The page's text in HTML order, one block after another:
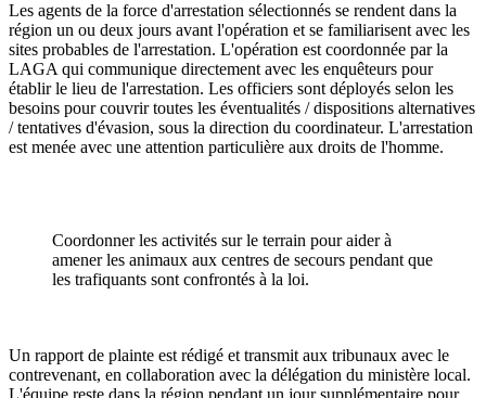
Les agents de la force d'arrestation sélectionnés se rendent dans la
région un ou deux jours avant l'opération et se familiarisent avec les
sites probables de l'arrestation. L'opération est coordonnée par la
LAGA qui communique directement avec les enquêteurs pour
établir le lieu de l'arrestation. Les officiers sont déployés selon les
besoins pour couvrir toutes les éventualités / dispositions alternatives
/ tentatives d'évasion, sous la direction du coordinateur. L'arrestation
est menée avec une attention particulière aux droits de l'homme.
Coordonner les activités sur le terrain pour aider à
amener les animaux aux centres de secours pendant que
les trafiquants sont confrontés à la loi.
Un rapport de plainte est rédigé et transmit aux tribunaux avec le
contrevenant, en collaboration avec la délégation du ministère local.